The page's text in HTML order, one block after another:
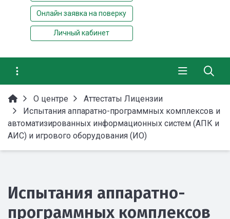
Онлайн заявка на поверку
Личный кабинет
О центре
Аттестаты Лицензии
Испытания аппаратно-программных комплексов и
автоматизированных информационных систем (АПК и
АИС) и игрового оборудования (ИО)
Испытания аппаратно-
программных комплексов